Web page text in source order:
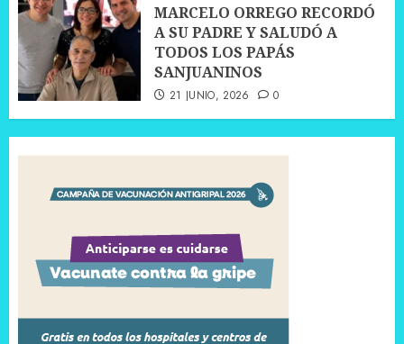
MARCELO ORREGO RECORDÓ
A SU PADRE Y SALUDÓ A
TODOS LOS PAPÁS
SANJUANINOS
21 JUNIO, 2026 0